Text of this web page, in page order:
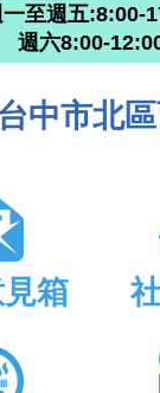
至週五:8:00-
週六8:00-
中市北
箱